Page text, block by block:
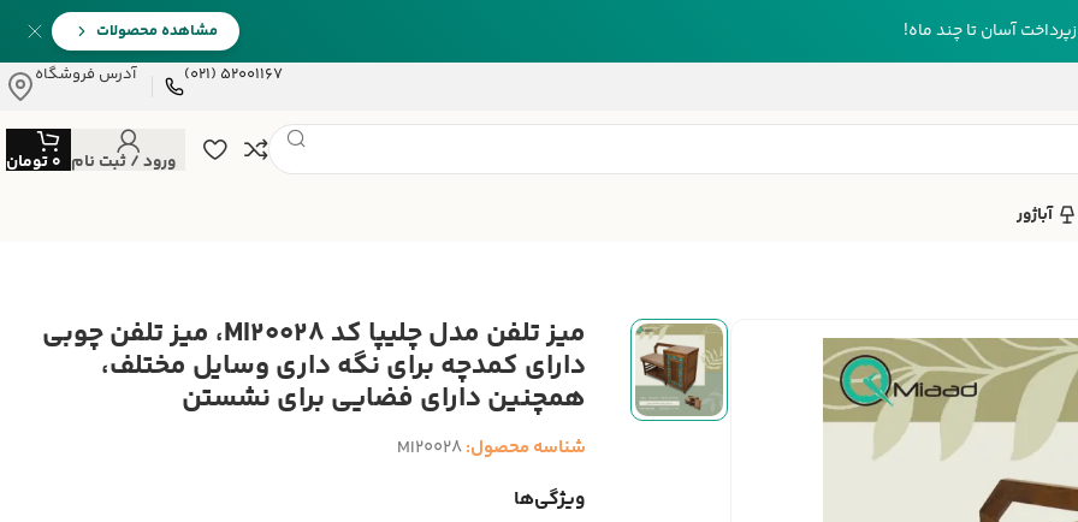
آسان تا چند ماه!
مشاهده محصولات
52001167 (021)
آدرس فروشگاه
ورود / ثبت نام 0تومان
آباژور
میز تلفن مدل چلیپا کد MI20028، میز تلفن چوبی
دارای کمدچه برای نگه داری وسایل مختلف،
همچنین دارای فضایی برای نشستن
شناسه محصول:MI20028
ویژگی‌ها